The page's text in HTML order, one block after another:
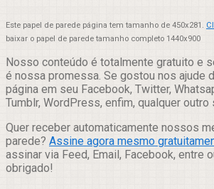
Este papel de parede página tem tamanho de 450x281.
baixar o papel de parede tamanho completo 1440x900
Nosso conteúdo é totalmente gratuito e
é nossa promessa. Se gostou nos ajude
página em seu Facebook, Twitter,
Tumblr, WordPress, enfim, qualquer
Quer receber automaticamente nossos
parede? Assine agora mesmo
assinar via Feed, Email, Facebook, entre
obrigado!